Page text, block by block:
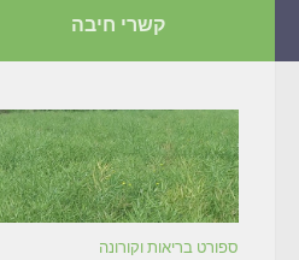
קשרי חיבה
ספורט בריאות וקורונה